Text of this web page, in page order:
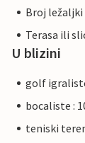
Broj ležaljki
Terasa ili
U blizini
golf
bocaliste :
teniski